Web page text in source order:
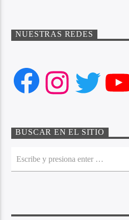
NUESTRAS REDES
Facebook
BUSCAR EN EL SITIO